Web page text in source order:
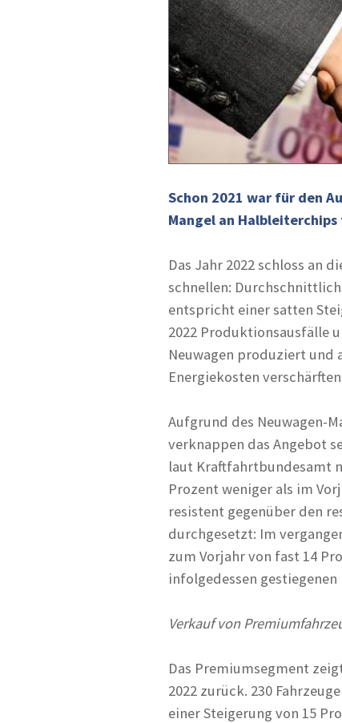
Schon 2021 war für den
Mangel an
Das Jahr 2022 schloss an
schnellen:
entspricht einer satten
2022 Produktionsausfälle
Neuwagen produziert und
Energiekosten
Aufgrund des Neuwagen-
verknappen das Angebot
laut Kraftfahrtbundesamt
Prozent weniger als im
resistent gegenüber den
durchgesetzt: Im
zum Vorjahr von fast 14
infolgedessen
Verkauf von
Das Premiumsegment
2022 zurück. 230
einer Steigerung von 15